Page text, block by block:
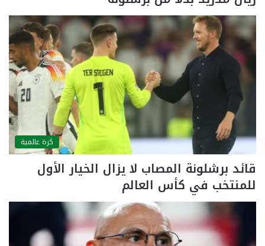
كرة عالمية
قائد برشلونة المصاب لا يزال الخيار الأول
للمنتخب في كأس العالم